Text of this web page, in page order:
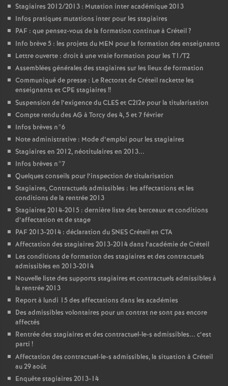
Stagiaires 2012/2013 : Mutation inter académique 2013
Infos pratiques mutations inter pour les stagiaires
PAF : que pensez-vous de la formation continue à Créteil?
Info brève 5 : les projets du MEN pour la formation des enseignants
Lettre ouverte : droit à une vraie formation pour les T1/T2
Assemblées générales des stagiaires sur les lieux de formation
Communiqué de presse : Le Rectorat de Créteil rackette les
enseignants etCPE stagiaires !!
Suspension de l’exigence duCLESet C2I2e pour la titularisation
Compte rendu des AG à Torcy des 4, 5 et 7 février
Infos brèves n°6
Note administrative : Mode d’emploi pour les stagiaires
Stagiaires en 2012, néotitulaires en 2013...
Infos brèves n°7
Quelques conseils pour l’inspection de titularisation
Stagiaires, Contractuels admissibles : les affectations et les
conditions de la rentrée 2013
Stagiaires 2014-2015 : dernière liste des berceaux et conditions
d’affectation et de stage
PAF2013-2014 : déclaration duSNESCréteil en CTA
Affectation des stagiaires 2013-2014 dans l’académie de Créteil
Les conditions de formation des stagiaires et des contractuels
admissibles en 2013-2014
Nouvelle liste des supports stagiaires et contractuels admissibles à
la rentrée 2013
Report à lundi 15 des affectations dans les académies
Des admissibles volontaires pour un contrat ne sont pas encore
affectés
Rentrée des stagiaires et des contractuel-le-s admissibles... c’est
parti !
Affectation des contractuel-le-s admissibles, la situation à Créteil
au 29 août
Enquête stagiaires 2013-14